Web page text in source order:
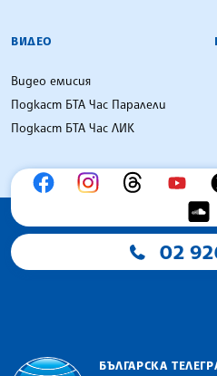
ВИДЕО
Видео емисия
Подкаст БТА Час Паралели
Подкаст БТА Час ЛИК
02
БЪЛГАРСКА